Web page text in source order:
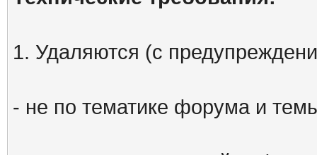
1. Удаляются (с
- не по тематике форума и